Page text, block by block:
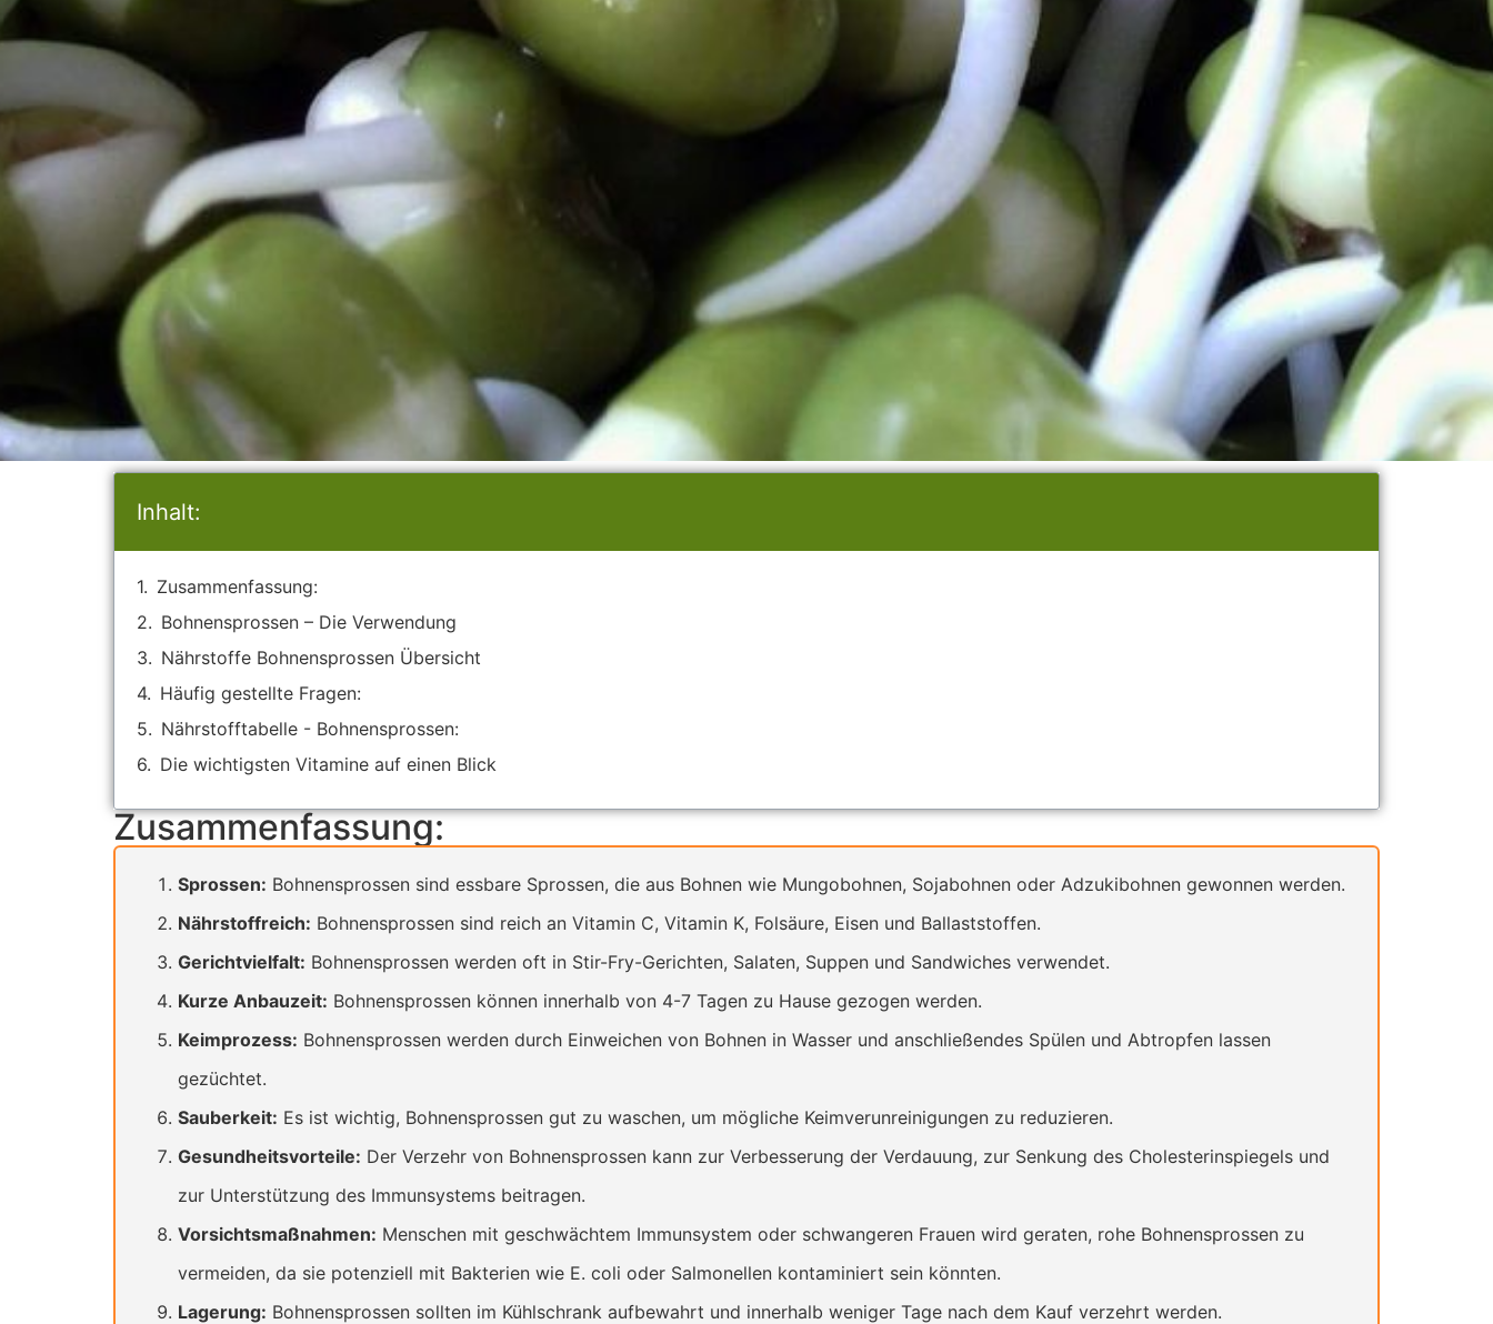
Inhalt:
Zusammenfassung:
Bohnensprossen – Die Verwendung
Nährstoffe Bohnensprossen Übersicht
Häufig gestellte Fragen:
Nährstofftabelle - Bohnensprossen:
Die wichtigsten Vitamine auf einen Blick
Zusammenfassung:
Sprossen: Bohnensprossen sind essbare Sprossen, die aus Bohnen wie Mungobohnen, Sojabohnen oder Adzukibohnen gewonnen werden.
Nährstoffreich: Bohnensprossen sind reich an Vitamin C, Vitamin K, Folsäure, Eisen und Ballaststoffen.
Gerichtvielfalt: Bohnensprossen werden oft in Stir-Fry-Gerichten, Salaten, Suppen und Sandwiches verwendet.
Kurze Anbauzeit: Bohnensprossen können innerhalb von 4-7 Tagen zu Hause gezogen werden.
Keimprozess: Bohnensprossen werden durch Einweichen von Bohnen in Wasser und anschließendes Spülen und Abtropfen lassen
gezüchtet.
Sauberkeit: Es ist wichtig, Bohnensprossen gut zu waschen, um mögliche Keimverunreinigungen zu reduzieren.
Gesundheitsvorteile: Der Verzehr von Bohnensprossen kann zur Verbesserung der Verdauung, zur Senkung des Cholesterinspiegels und
zur Unterstützung des Immunsystems beitragen.
Vorsichtsmaßnahmen: Menschen mit geschwächtem Immunsystem oder schwangeren Frauen wird geraten, rohe Bohnensprossen zu
vermeiden, da sie potenziell mit Bakterien wie E. coli oder Salmonellen kontaminiert sein könnten.
Lagerung: Bohnensprossen sollten im Kühlschrank aufbewahrt und innerhalb weniger Tage nach dem Kauf verzehrt werden.